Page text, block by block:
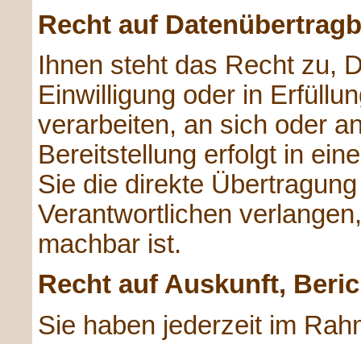
Recht auf
Ihnen steht das Recht zu,
Einwilligung oder in
verarbeiten, an sich oder
Bereitstellung erfolgt in
Sie die direkte
Verantwortlichen
machbar ist.
Recht auf Auskunft,
Sie haben jederzeit im